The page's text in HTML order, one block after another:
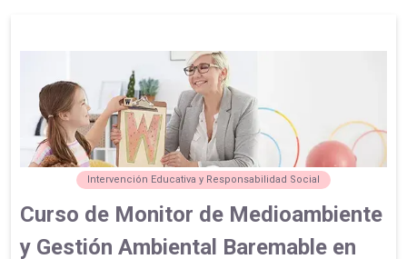
Intervención Educativa y Responsabilidad Social
Curso de Monitor de Medioambiente
y Gestión Ambiental Baremable en